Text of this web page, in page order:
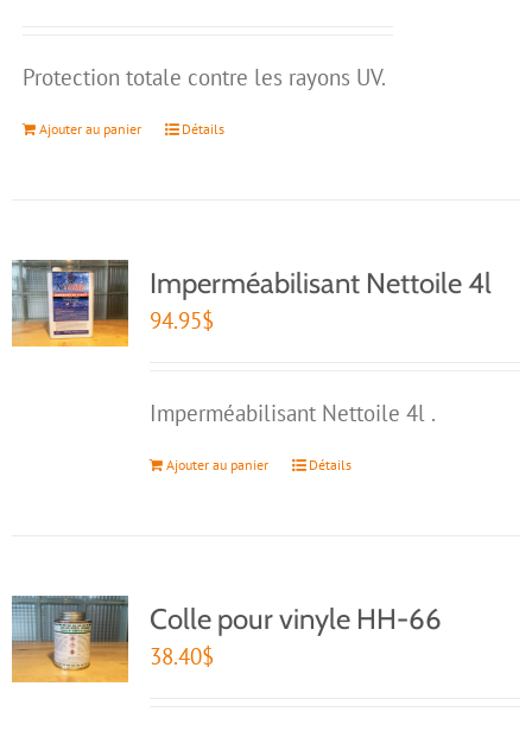
Protection totale contre les rayons UV.
Ajouter au panier Détails
Imperméabilisant Nettoile 4l
94.95$
Imperméabilisant Nettoile 4l .
Ajouter au panier Détails
Colle pour vinyle HH-66
38.40$